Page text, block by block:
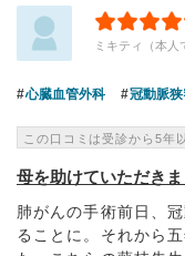
ミキティ（本人
心臓血管外科 冠動脈
この口コミは受診から5年
母を助けていただき
肺がんの手術前日、
ることに。それから